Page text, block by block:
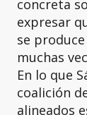
concreta
expresar
se
muchas
En lo que
coalición
alineados